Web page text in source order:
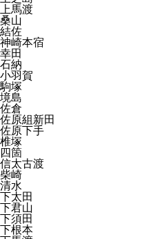
上馬渡
桑山
結佐
神崎本宿
幸田
石納
小羽賀
駒塚
境島
佐倉
佐原組新田
佐原下手
椎塚
四箇
信太古渡
柴崎
清水
下太田
下君山
下須田
下根本